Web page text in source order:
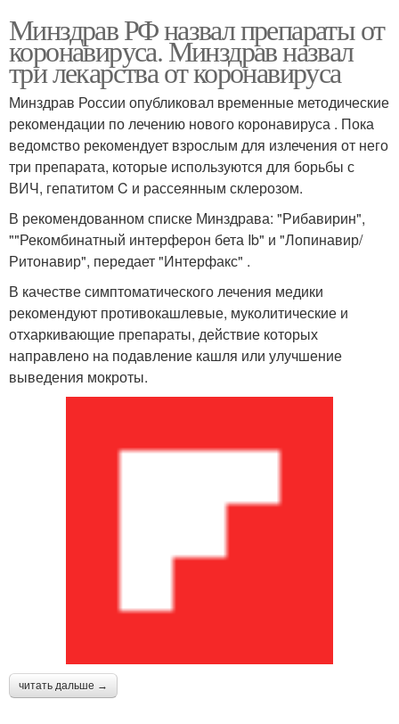
Минздрав РФ назвал препараты от
коронавируса. Минздрав назвал
три лекарства от коронавируса
Минздрав России опубликовал временные методические
рекомендации по лечению нового коронавируса . Пока
ведомство рекомендует взрослым для излечения от него
три препарата, которые используются для борьбы с
ВИЧ, гепатитом C и рассеянным склерозом.
В рекомендованном списке Минздрава: "Рибавирин",
""Рекомбинатный интерферон бета Ib" и "Лопинавир/
Ритонавир", передает "Интерфакс" .
В качестве симптоматического лечения медики
рекомендуют противокашлевые, муколитические и
отхаркивающие препараты, действие которых
направлено на подавление кашля или улучшение
выведения мокроты.
читать дальше →